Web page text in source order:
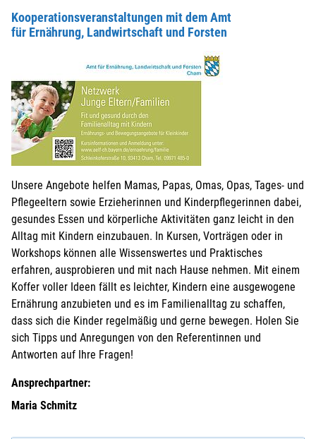
Kooperationsveranstaltungen mit dem Amt
für Ernährung, Landwirtschaft und Forsten
Unsere Angebote helfen Mamas, Papas, Omas, Opas, Tages- und
Pflegeeltern sowie Erzieherinnen und Kinderpflegerinnen dabei,
gesundes Essen und körperliche Aktivitäten ganz leicht in den
Alltag mit Kindern einzubauen. In Kursen, Vorträgen oder in
Workshops können alle Wissenswertes und Praktisches
erfahren, ausprobieren und mit nach Hause nehmen. Mit einem
Koffer voller Ideen fällt es leichter, Kindern eine ausgewogene
Ernährung anzubieten und es im Familienalltag zu schaffen,
dass sich die Kinder regelmäßig und gerne bewegen. Holen Sie
sich Tipps und Anregungen von den Referentinnen und
Antworten auf Ihre Fragen!
Ansprechpartner:
Maria Schmitz